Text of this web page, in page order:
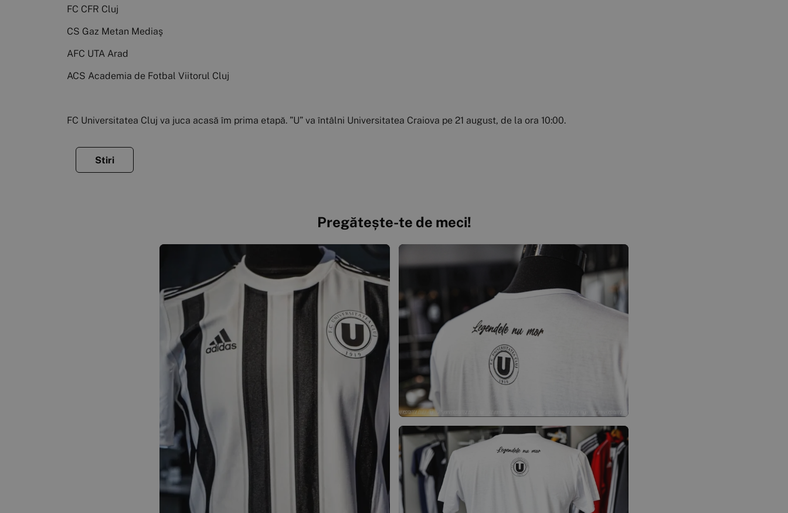
FC CFR Cluj
CS Gaz Metan Mediaş
AFC UTA Arad
ACS Academia de Fotbal Viitorul Cluj
FC Universitatea Cluj va juca acasă îm prima etapă. ”U” va întâlni Universitatea Craiova pe 21 august, de la ora 10:00.
Stiri
Pregătește-te de meci!